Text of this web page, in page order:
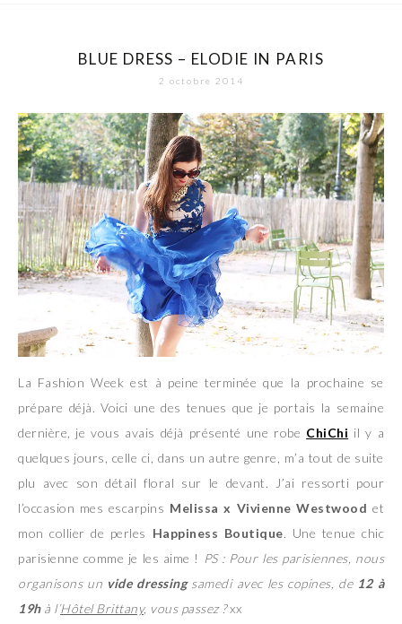
BLUE DRESS – ELODIE IN PARIS
2 octobre 2014
La Fashion Week est à peine terminée que la prochaine se
prépare déjà. Voici une des tenues que je portais la semaine
dernière, je vous avais déjà présenté une robe ChiChi il y a
quelques jours, celle ci, dans un autre genre, m’a tout de suite
plu avec son détail floral sur le devant. J’ai ressorti pour
l’occasion mes escarpins Melissa x Vivienne Westwood et
mon collier de perles Happiness Boutique. Une tenue chic
parisienne comme je les aime ! PS : Pour les parisiennes, nous
organisons un vide dressingsamedi avec les copines, de12 à
19hà l’Hôtel Brittany, vous passez ?xx